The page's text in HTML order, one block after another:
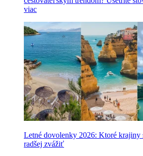
viac
Letné dovolenky 2026: Ktoré krajiny
radšej zvážiť